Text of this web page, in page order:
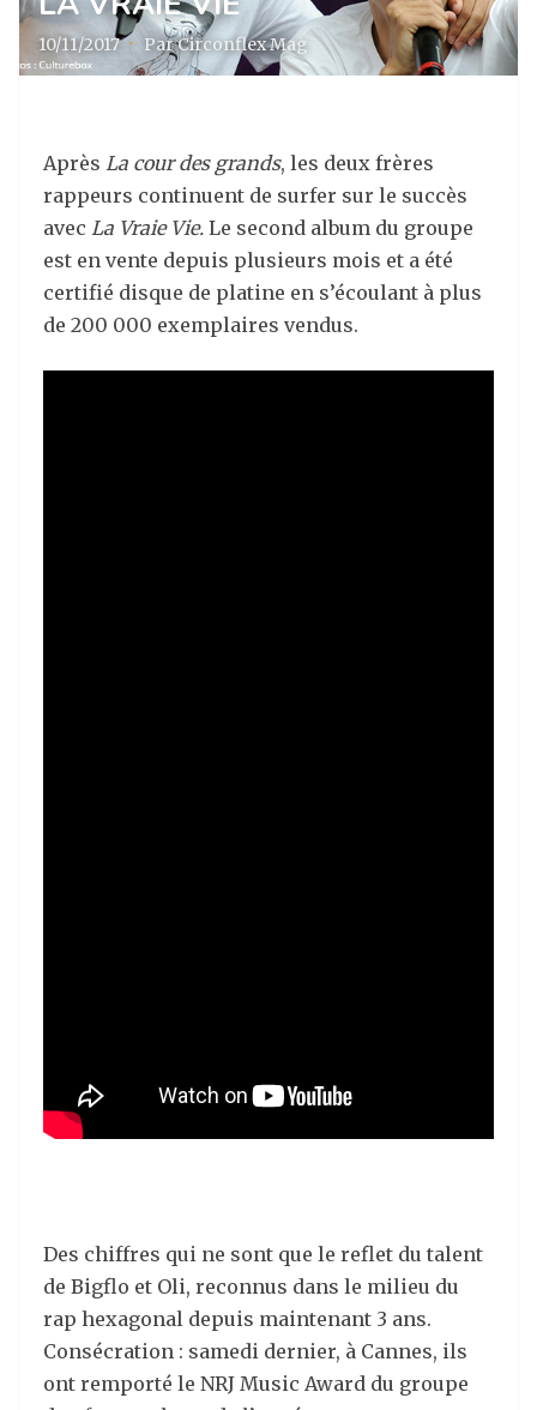
10/11/2017 · Par Circonflex Mag
Après La cour des grands, les deux frères
rappeurs continuent de surfer sur le succès
avec La Vraie Vie. Le second album du groupe
est en vente depuis plusieurs mois et a été
certifié disque de platine en s’écoulant à plus
de 200 000 exemplaires vendus.
Des chiffres qui ne sont que le reflet du talent
de Bigflo et Oli, reconnus dans le milieu du
rap hexagonal depuis maintenant 3 ans.
Consécration : samedi dernier, à Cannes, ils
ont remporté le NRJ Music Award du groupe